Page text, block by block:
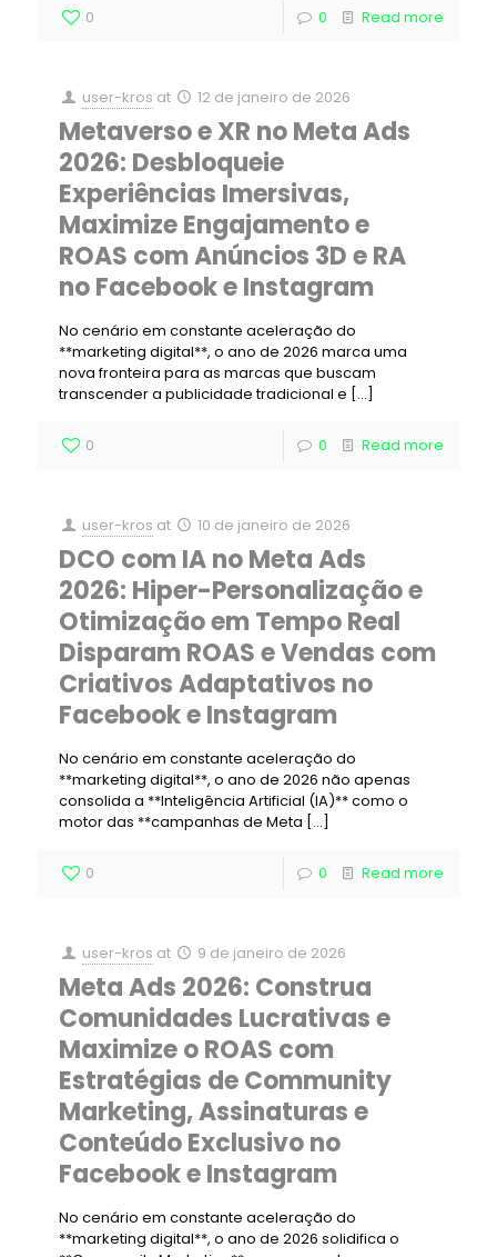
0 0 Read more
user-kros at 12 de janeiro de 2026
Metaverso e XR no Meta Ads
2026: Desbloqueie
Experiências Imersivas,
Maximize Engajamento e
ROAS com Anúncios 3D e RA
no Facebook e Instagram
No cenário em constante aceleração do
**marketing digital**, o ano de 2026 marca uma
nova fronteira para as marcas que buscam
transcender a publicidade tradicional e […]
0 0 Read more
user-kros at 10 de janeiro de 2026
DCO com IA no Meta Ads
2026: Hiper-Personalização e
Otimização em Tempo Real
Disparam ROAS e Vendas com
Criativos Adaptativos no
Facebook e Instagram
No cenário em constante aceleração do
**marketing digital**, o ano de 2026 não apenas
consolida a **Inteligência Artificial (IA)** como o
motor das **campanhas de Meta […]
0 0 Read more
user-kros at 9 de janeiro de 2026
Meta Ads 2026: Construa
Comunidades Lucrativas e
Maximize o ROAS com
Estratégias de Community
Marketing, Assinaturas e
Conteúdo Exclusivo no
Facebook e Instagram
No cenário em constante aceleração do
**marketing digital**, o ano de 2026 solidifica o